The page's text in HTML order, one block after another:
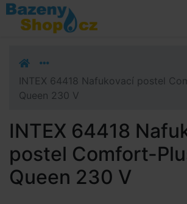
Přejít k navigaci
Přejít na obsah
Přejít k postrannímu sloupci
INTEX 64418 Nafukovací postel
Queen 230 V
INTEX 64418
postel Comfort-
Queen 230 V